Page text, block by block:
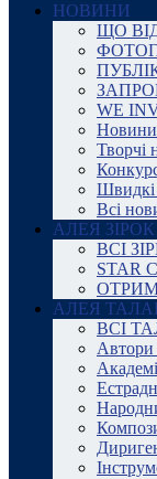
НОВИНИ
ЩО
WE
Новини
Творчі
Всі
АЛЕЯ ЗІРОК
ВСІ
STAR
АЛЕЯ
ВСІ
Автори